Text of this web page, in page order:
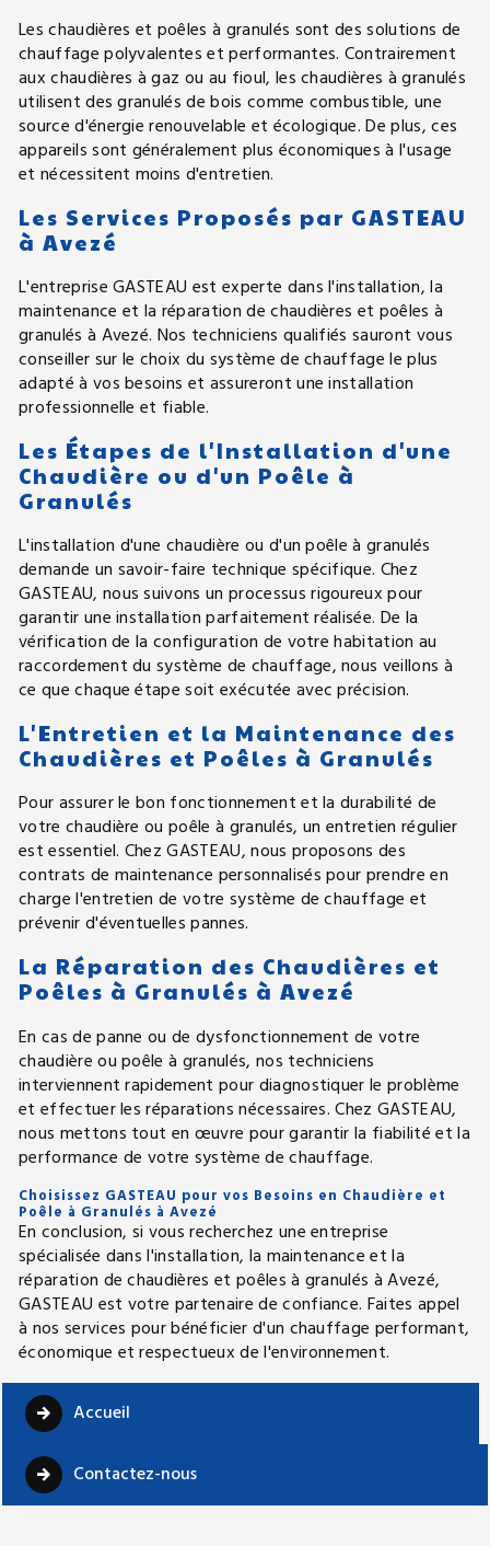
Les chaudières et poêles à granulés sont des solutions de
chauffage polyvalentes et performantes. Contrairement
aux chaudières à gaz ou au fioul, les chaudières à granulés
utilisent des granulés de bois comme combustible, une
source d'énergie renouvelable et écologique. De plus, ces
appareils sont généralement plus économiques à l'usage
et nécessitent moins d'entretien.
Les Services Proposés par GASTEAU
à Avezé
L'entreprise GASTEAU est experte dans l'installation, la
maintenance et la réparation de chaudières et poêles à
granulés à Avezé. Nos techniciens qualifiés sauront vous
conseiller sur le choix du système de chauffage le plus
adapté à vos besoins et assureront une installation
professionnelle et fiable.
Les Étapes de l'Installation d'une
Chaudière ou d'un Poêle à
Granulés
L'installation d'une chaudière ou d'un poêle à granulés
demande un savoir-faire technique spécifique. Chez
GASTEAU, nous suivons un processus rigoureux pour
garantir une installation parfaitement réalisée. De la
vérification de la configuration de votre habitation au
raccordement du système de chauffage, nous veillons à
ce que chaque étape soit exécutée avec précision.
L'Entretien et la Maintenance des
Chaudières et Poêles à Granulés
Pour assurer le bon fonctionnement et la durabilité de
votre chaudière ou poêle à granulés, un entretien régulier
est essentiel. Chez GASTEAU, nous proposons des
contrats de maintenance personnalisés pour prendre en
charge l'entretien de votre système de chauffage et
prévenir d'éventuelles pannes.
La Réparation des Chaudières et
Poêles à Granulés à Avezé
En cas de panne ou de dysfonctionnement de votre
chaudière ou poêle à granulés, nos techniciens
interviennent rapidement pour diagnostiquer le problème
et effectuer les réparations nécessaires. Chez GASTEAU,
nous mettons tout en œuvre pour garantir la fiabilité et la
performance de votre système de chauffage.
Choisissez GASTEAU pour vos Besoins en Chaudière et
Poêle à Granulés à Avezé
En conclusion, si vous recherchez une entreprise
spécialisée dans l'installation, la maintenance et la
réparation de chaudières et poêles à granulés à Avezé,
GASTEAU est votre partenaire de confiance. Faites appel
à nos services pour bénéficier d'un chauffage performant,
économique et respectueux de l'environnement.
Accueil
Contactez-nous